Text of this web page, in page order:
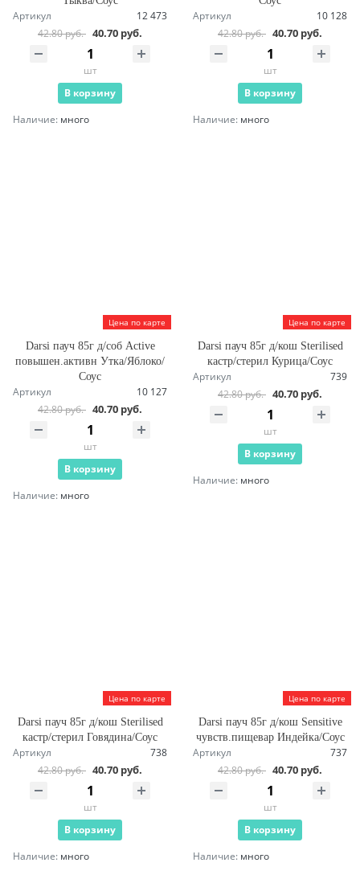
Артикул
12 473
42.80 руб. 40.70 руб.
шт
В корзину
Наличие: много
Артикул
10 128
42.80 руб. 40.70 руб.
шт
В корзину
Наличие: много
Цена по карте
Darsi пауч 85г д/соб Active
повышен.активн Утка/Яблоко/
Соус
Артикул
10 127
42.80 руб. 40.70 руб.
шт
В корзину
Наличие: много
Цена по карте
Darsi пауч 85г д/кош Sterilised
кастр/стерил Курица/Соус
Артикул
739
42.80 руб. 40.70 руб.
шт
В корзину
Наличие: много
Цена по карте
Darsi пауч 85г д/кош Sterilised
кастр/стерил Говядина/Соус
Артикул
738
42.80 руб. 40.70 руб.
шт
В корзину
Наличие: много
Цена по карте
Darsi пауч 85г д/кош Sensitive
чувств.пищевар Индейка/Соус
Артикул
737
42.80 руб. 40.70 руб.
шт
В корзину
Наличие: много